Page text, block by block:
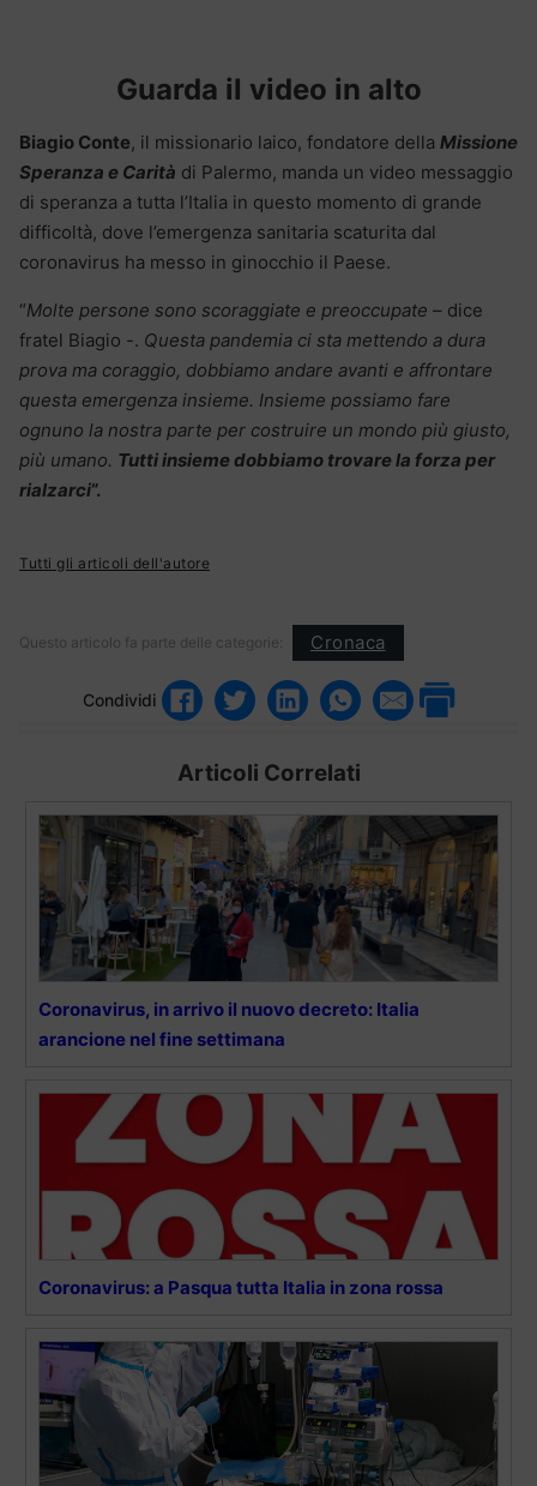
Guarda il video in alto
Biagio Conte, il missionario laico, fondatore della Missione
Speranza e Carità di Palermo, manda un video messaggio
di speranza a tutta l’Italia in questo momento di grande
difficoltà, dove l’emergenza sanitaria scaturita dal
coronavirus ha messo in ginocchio il Paese.
“Molte persone sono scoraggiate e preoccupate – dice
fratel Biagio -. Questa pandemia ci sta mettendo a dura
prova ma coraggio, dobbiamo andare avanti e affrontare
questa emergenza insieme. Insieme possiamo fare
ognuno la nostra parte per costruire un mondo più giusto,
più umano. Tutti insieme dobbiamo trovare la forza per
rialzarci“.
Tutti gli articoli dell'autore
Questo articolo fa parte delle categorie: Cronaca
Condividi
Articoli Correlati
Coronavirus, in arrivo il nuovo decreto: Italia
arancione nel fine settimana
Coronavirus: a Pasqua tutta Italia in zona rossa